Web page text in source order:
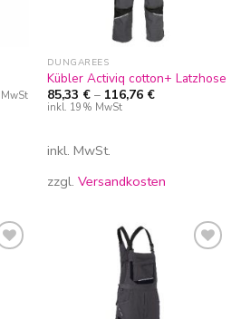
DUNGAREES
Kübler Activiq cotton+ Latzhose
85,33 €– 116,76 €
inkl. 19% MwSt
inkl. MwSt.
zzgl. Versandkosten